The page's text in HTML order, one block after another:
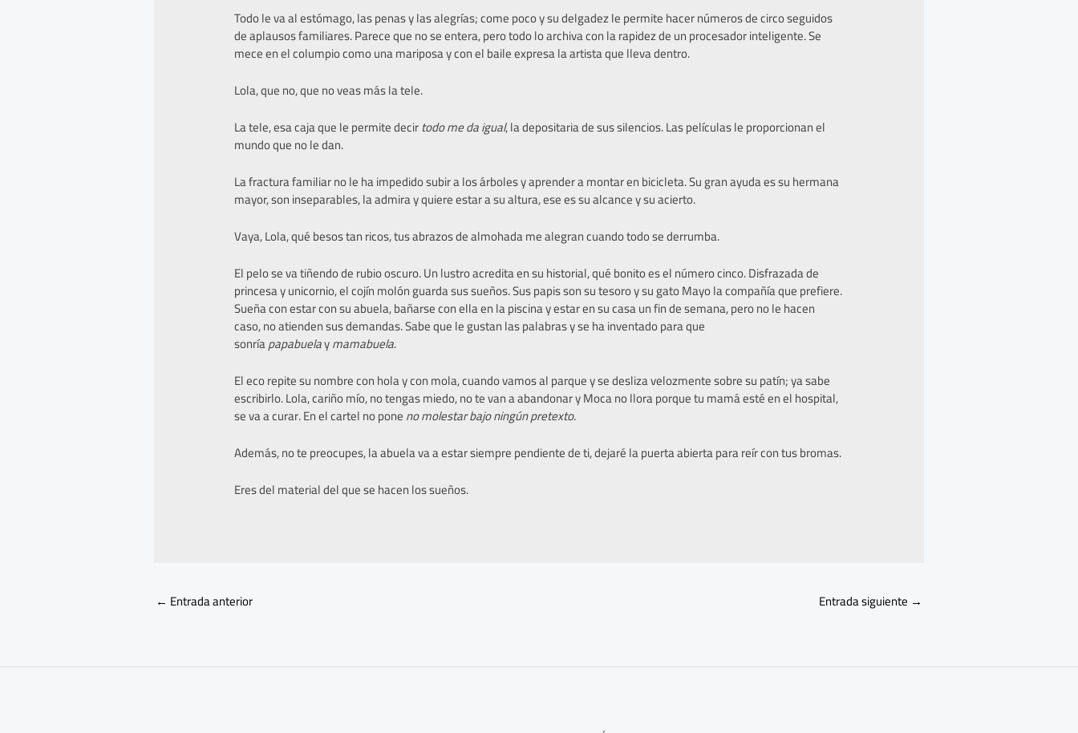
Todo le va al estómago, las penas y las alegrías; come poco y su delgadez le permite hacer números de circo seguidos
de aplausos familiares. Parece que no se entera, pero todo lo archiva con la rapidez de un procesador inteligente. Se
mece en el columpio como una mariposa y con el baile expresa la artista que lleva dentro.
Lola, que no, que no veas más la tele.
La tele, esa caja que le permite decirtodo me da igual, la depositaria de sus silencios. Las películas le proporcionan el
mundo que no le dan.
La fractura familiar no le ha impedido subir a los árboles y aprender a montar en bicicleta. Su gran ayuda es su hermana
mayor, son inseparables, la admira y quiere estar a su altura, ese es su alcance y su acierto.
Vaya, Lola, qué besos tan ricos, tus abrazos de almohada me alegran cuando todo se derrumba.
El pelo se va tiñendo de rubio oscuro. Un lustro acredita en su historial, qué bonito es el número cinco. Disfrazada de
princesa y unicornio, el cojín molón guarda sus sueños. Sus papis son su tesoro y su gato Mayo la compañía que prefiere.
Sueña con estar con su abuela, bañarse con ella en la piscina y estar en su casa un fin de semana, pero no le hacen
caso, no atienden sus demandas. Sabe que le gustan las palabras y se ha inventado para que
sonríapapabuelaymamabuela.
El eco repite su nombre con hola y con mola, cuando vamos al parque y se desliza velozmente sobre su patín; ya sabe
escribirlo. Lola, cariño mío, no tengas miedo, no te van a abandonar y Moca no llora porque tu mamá esté en el hospital,
se va a curar. En el cartel no poneno molestar bajo ningún pretexto.
Además, no te preocupes, la abuela va a estar siempre pendiente de ti, dejaré la puerta abierta para reír con tus bromas.
Eres del material del que se hacen los sueños.
← Entrada anterior Entrada siguiente →